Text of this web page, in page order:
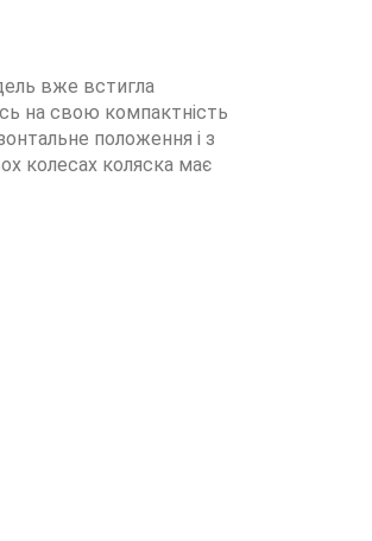
вже встигла
на свою компактність
положення і з
колесах коляска має